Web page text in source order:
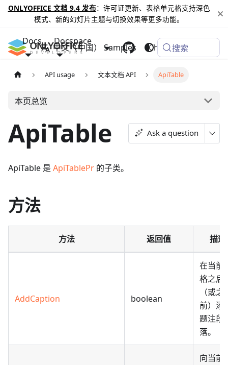
ONLYOFFICE 文档 9.4 发布：许可证更新、表格单元格支持深色
模式、新的幻灯片主题与切换效果等更多功能。
Docs Docspace
Samples Changelog
中文（中国） 搜索
API usage 文本文档 API ApiTable
本页总览
ApiTable Ask a question
ApiTable 是 ApiTablePr 的子类。
方法
方法 返回值 描述
AddCaption boolean
在当前
格之后
（或之
前）添
题注段
落。
向当前